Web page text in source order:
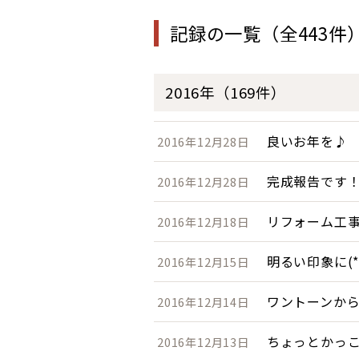
記録の一覧（全443件）
2016年（169件）
2016年12月28日 良いお年を♪
2016年12月28日 完成報告です！
2016年12月18日 リフォーム工事
2016年12月15日 明るい印象に
2016年12月14日 ワントーンか
2016年12月13日 ちょっとかっ